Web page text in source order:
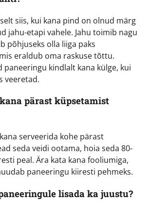
siis, kui kana pind on olnud märg
jahu-etapi vahele. Jahu toimib nagu
põhjuseks olla liiga paks
eraldub oma raskuse tõttu.
paneeringu kindlalt kana külge, kui
veeretad.
pärast küpsetamist
serveerida kohe pärast
seda veidi ootama, hoia seda 80-
peal. Ära kata kana fooliumiga,
paneeringu kiiresti pehmeks.
lisada ka juustu?